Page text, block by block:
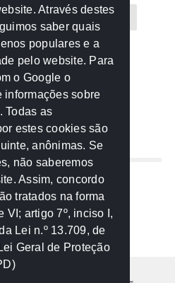
MPC-MT MPE-MT
PGE-MT PGR
categoria
Através destes
saber quais
populares e a
pelo website. Para
o Google o
informações sobre
Todas as
estes cookies são
anônimas. Se
não saberemos
Assim, concordo
tratados na forma
VI; artigo 7º, inciso I,
Lei n.º 13.709, de
Geral de Proteção